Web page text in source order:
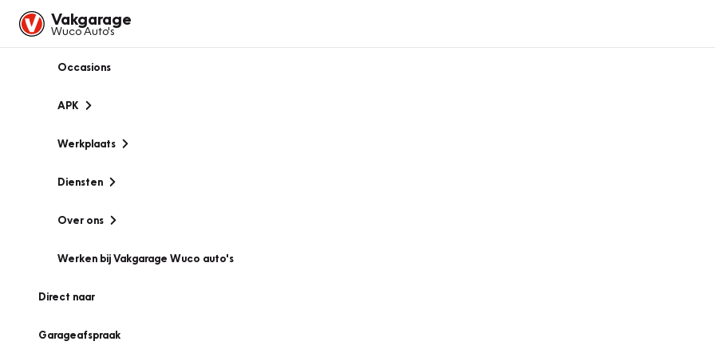
Vakgarage
Wuco Auto's
Occasions
APK
Werkplaats
Diensten
Over ons
Werken bij Vakgarage Wuco auto's
Direct naar
Garageafspraak